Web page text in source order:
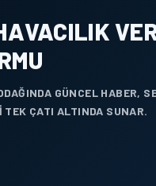
GÜNCEL HABER,
ÇATI ALTINDA SUNAR.